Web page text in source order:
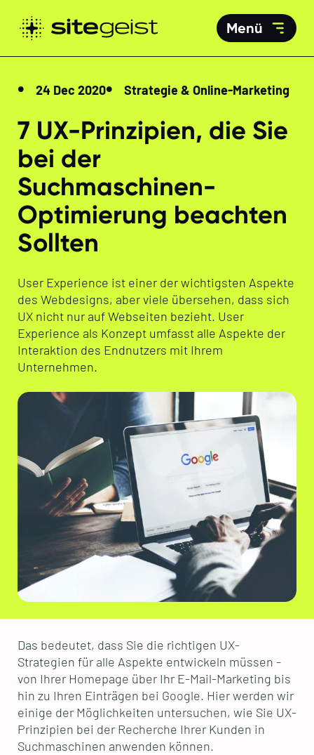
Menü
24 Dec 2020 Strategie & Online-Marketing
7 UX-Prinzipien, die Sie
bei der
Suchmaschinen-
Optimierung beachten
Sollten
User Experience ist einer der wichtigsten Aspekte
des Webdesigns, aber viele übersehen, dass sich
UX nicht nur auf Webseiten bezieht. User
Experience als Konzept umfasst alle Aspekte der
Interaktion des Endnutzers mit Ihrem
Unternehmen.
Das bedeutet, dass Sie die richtigen UX-
Strategien für alle Aspekte entwickeln müssen -
von Ihrer Homepage über Ihr E-Mail-Marketing bis
hin zu Ihren Einträgen bei Google. Hier werden wir
einige der Möglichkeiten untersuchen, wie Sie UX-
Prinzipien bei der Recherche Ihrer Kunden in
Suchmaschinen anwenden können.